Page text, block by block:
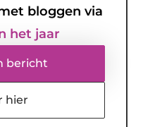
bloggen via
het jaar
bericht
hier